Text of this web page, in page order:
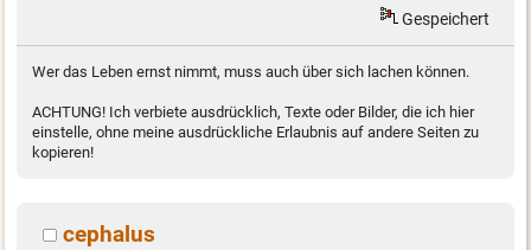
Gespeichert
Wer das Leben ernst nimmt, muss auch über sich lachen können.
ACHTUNG! Ich verbiete ausdrücklich, Texte oder Bilder, die ich hier
einstelle, ohne meine ausdrückliche Erlaubnis auf andere Seiten zu
kopieren!
cephalus